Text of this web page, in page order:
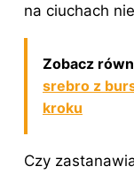
na ciuchach
Zobacz
srebro z
kroku
Czy